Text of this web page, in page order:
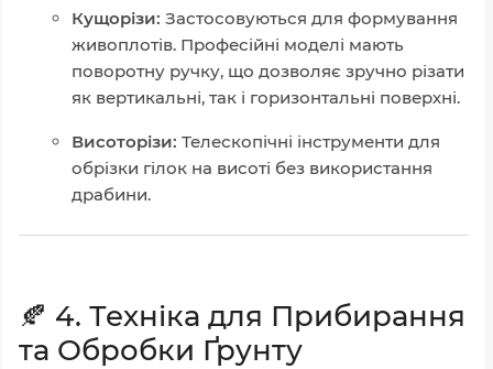
Кущорізи: Застосовуються для формування
живоплотів. Професійні моделі мають
поворотну ручку, що дозволяє зручно різати
як вертикальні, так і горизонтальні поверхні.
Висоторізи: Телескопічні інструменти для
обрізки гілок на висоті без використання
драбини.
🍂 4. Техніка для Прибирання
та Обробки Ґрунту